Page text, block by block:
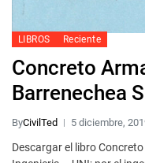
LIBROS Reciente
Concreto
Barrenechea
ByCivilTed 5 diciembre,
Descargar el libro